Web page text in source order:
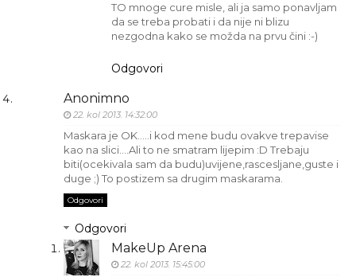
TO mnoge cure misle, ali ja samo ponavljam
da se treba probati i da nije ni blizu
nezgodna kako se možda na prvu čini :-)
Odgovori
Anonimno
22. kol 2013. 14:32:00
Maskara je OK.....i kod mene budu ovakve trepavise
kao na slici....Ali to ne smatram lijepim :D Trebaju
biti(ocekivala sam da budu)uvijene,rascesljane,guste i
duge ;) To postizem sa drugim maskarama.
Odgovori
Odgovori
MakeUp Arena
22. kol 2013. 15:45:00